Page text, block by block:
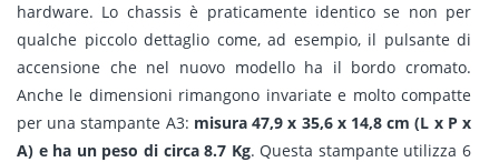
hardware. Lo chassis è praticamente identico se non per
qualche piccolo dettaglio come, ad esempio, il pulsante di
accensione che nel nuovo modello ha il bordo cromato.
Anche le dimensioni rimangono invariate e molto compatte
per una stampante A3: misura 47,9 x 35,6 x 14,8 cm (L x P x
A) e ha un peso di circa 8.7 Kg. Questa stampante utilizza 6